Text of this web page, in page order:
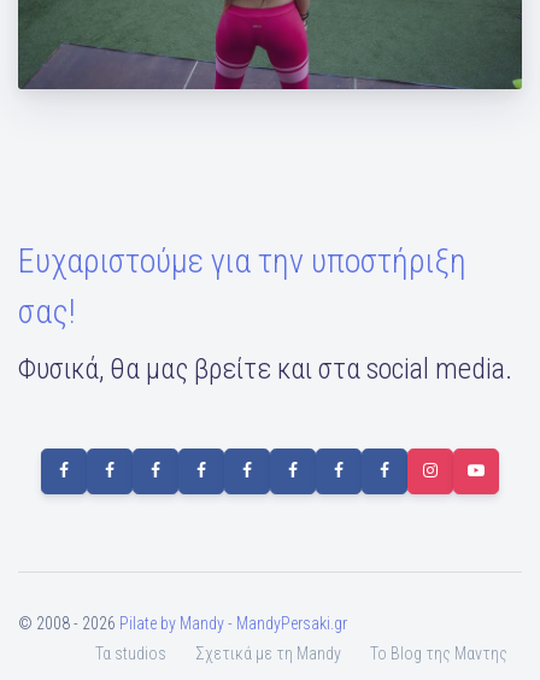
Η Μάντη Περσάκη στο Adidas Open run
στο Golden Hall
Ευχαριστούμε για την υποστήριξη
σας!
Φυσικά, θα μας βρείτε και στα social media.
© 2008 - 2026 Pilate by Mandy - MandyPersaki.gr
Τα studios
Σχετικά με τη Mandy
To Blog της Μαντης